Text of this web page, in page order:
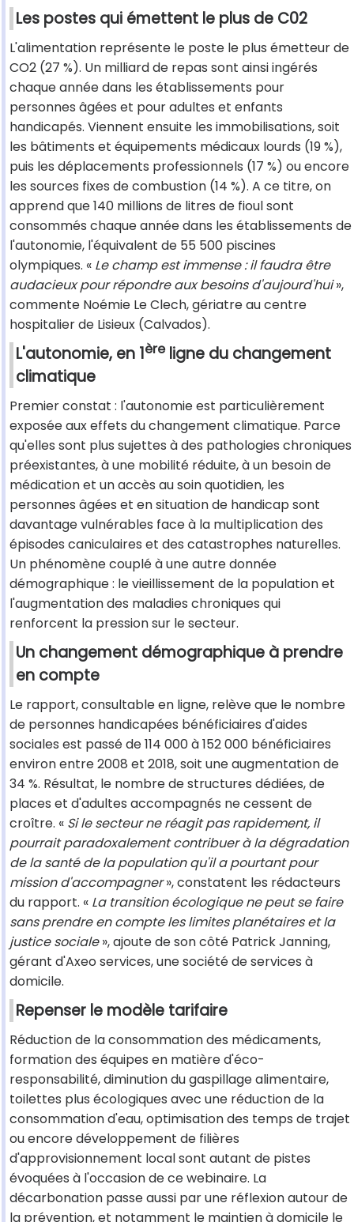
Les postes qui émettent le plus de C02
L'alimentation représente le poste le plus émetteur de
CO2 (27 %). Un milliard de repas sont ainsi ingérés
chaque année dans les établissements pour
personnes âgées et pour adultes et enfants
handicapés. Viennent ensuite les immobilisations, soit
les bâtiments et équipements médicaux lourds (19 %),
puis les déplacements professionnels (17 %) ou encore
les sources fixes de combustion (14 %). A ce titre, on
apprend que 140 millions de litres de fioul sont
consommés chaque année dans les établissements de
l'autonomie, l'équivalent de 55 500 piscines
olympiques. « Le champ est immense : il faudra être
audacieux pour répondre aux besoins d'aujourd'hui»,
commente Noémie Le Clech, gériatre au centre
hospitalier de Lisieux (Calvados).
L'autonomie, en 1èreligne du changement
climatique
Premier constat : l'autonomie est particulièrement
exposée aux effets du changement climatique. Parce
qu'elles sont plus sujettes à des pathologies chroniques
préexistantes, à une mobilité réduite, à un besoin de
médication et un accès au soin quotidien, les
personnes âgées et en situation de handicap sont
davantage vulnérables face à la multiplication des
épisodes caniculaires et des catastrophes naturelles.
Un phénomène couplé à une autre donnée
démographique : le vieillissement de la population et
l'augmentation des maladies chroniques qui
renforcent la pression sur le secteur.
Un changement démographique à prendre
en compte
Le rapport, consultable en ligne, relève que le nombre
de personnes handicapées bénéficiaires d'aides
sociales est passé de 114 000 à 152 000 bénéficiaires
environ entre 2008 et 2018, soit une augmentation de
34 %. Résultat, le nombre de structures dédiées, de
places et d'adultes accompagnés ne cessent de
croître. « Si le secteur ne réagit pas rapidement, il
pourrait paradoxalement contribuer à la dégradation
de la santé de la population qu'il a pourtant pour
mission d'accompagner», constatent les rédacteurs
du rapport. « La transition écologique ne peut se faire
sans prendre en compte les limites planétaires et la
justice sociale», ajoute de son côté Patrick Janning,
gérant d'Axeo services, une société de services à
domicile.
Repenser le modèle tarifaire
Réduction de la consommation des médicaments,
formation des équipes en matière d'éco-
responsabilité, diminution du gaspillage alimentaire,
toilettes plus écologiques avec une réduction de la
consommation d'eau, optimisation des temps de trajet
ou encore développement de filières
d'approvisionnement local sont autant de pistes
évoquées à l'occasion de ce webinaire. La
décarbonation passe aussi par une réflexion autour de
la prévention, et notamment le maintien à domicile le